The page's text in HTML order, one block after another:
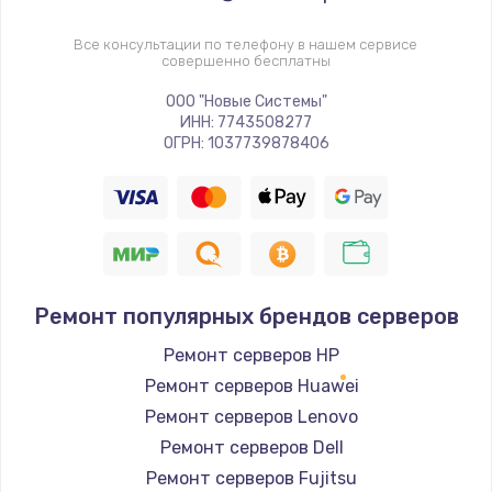
Все консультации по телефону в нашем сервисе
совершенно бесплатны
ООО "Новые Системы"
ИНН: 7743508277
ОГРН: 1037739878406
Ремонт популярных брендов серверов
Ремонт серверов HP
Ремонт серверов Huawei
Ремонт серверов Lenovo
Ремонт серверов Dell
Ремонт серверов Fujitsu